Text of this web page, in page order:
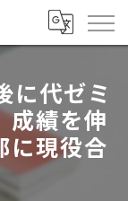
に代ゼミ
績を伸
に現役合